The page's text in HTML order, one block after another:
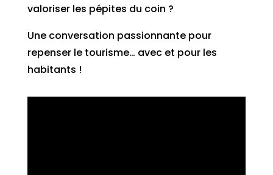
valoriser les pépites du coin ?
Une conversation passionnante pour
repenser le tourisme… avec et pour les
habitants !